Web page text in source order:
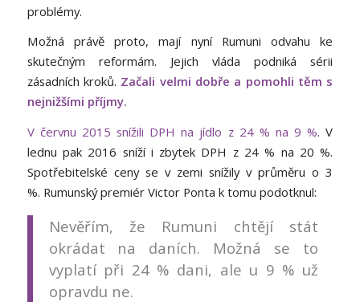
problémy.
Možná právě proto, mají nyní Rumuni odvahu ke
skutečným reformám. Jejich vláda podniká sérii
zásadních kroků. Začali velmi dobře a pomohli těm s
nejnižšími příjmy.
V červnu 2015 snížili DPH na jídlo z 24 % na 9 %. V
lednu pak 2016 sníží i zbytek DPH z 24 % na 20 %.
Spotřebitelské ceny se v zemi snížily v průměru o 3
%. Rumunský premiér Victor Ponta k tomu podotknul:
Nevěřím, že Rumuni chtějí stát
okrádat na daních. Možná se to
vyplatí při 24 % dani, ale u 9 % už
opravdu ne.